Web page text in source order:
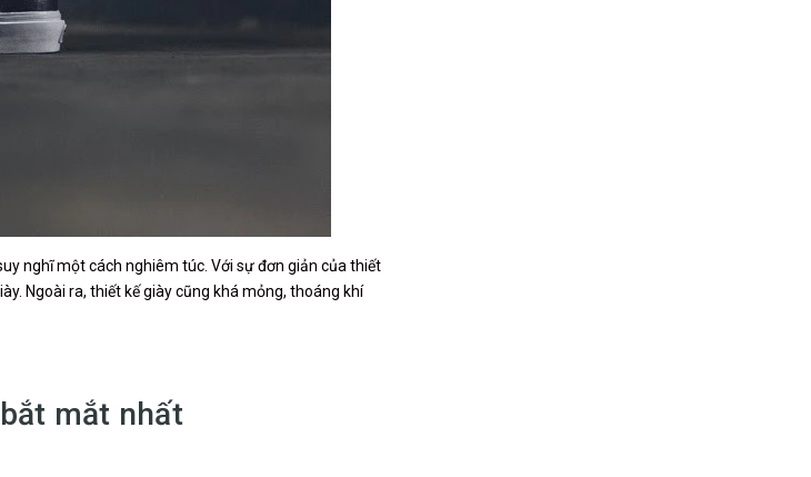
nghĩ một cách nghiêm túc. Với sự đơn giản của thiết
Ngoài ra, thiết kế giày cũng khá mỏng, thoáng khí
mắt nhất